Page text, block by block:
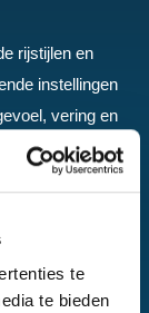
te
te bieden
rijstijlen en
instellingen
vering en
GT-modus:
zelf